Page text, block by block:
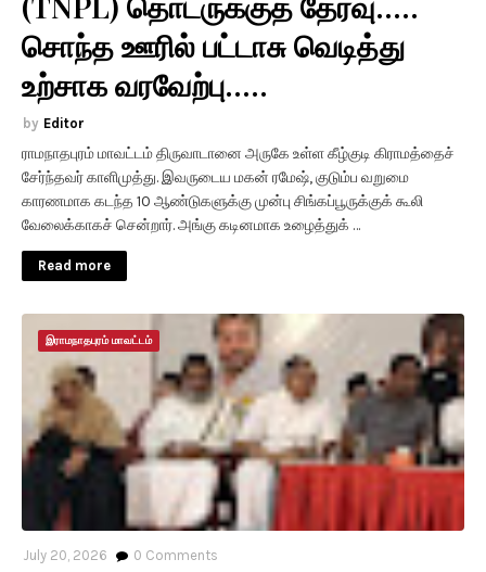
சொந்த ஊரில் பட்டாசு வெடித்து
உற்சாக வரவேற்பு.....
Editor
ராமநாதபுரம் மாவட்டம் திருவாடானை அருகே உள்ள கீழ்குடி கிராமத்தைச்
சேர்ந்தவர் காளிமுத்து. இவருடைய மகன் ரமேஷ், குடும்ப வறுமை
காரணமாக கடந்த 10 ஆண்டுகளுக்கு முன்பு சிங்கப்பூருக்குக் கூலி
வேலைக்காகச் சென்றார். அங்கு கடினமாக உழைத்துக் …
Read more
இராமநாதபுரம் மாவட்டம்
July 20, 2026 0 Comments